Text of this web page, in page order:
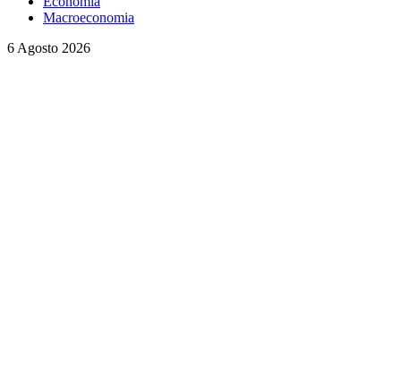
Macroeconomia
6 Agosto 2026